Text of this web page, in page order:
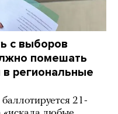
с выборов
помешать
в региональные
21-